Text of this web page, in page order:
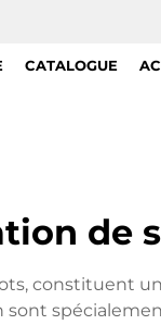
CATALOGUE
de
constituent